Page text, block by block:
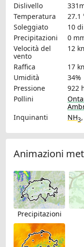
Dislivello
Temperatura
27.1
Soleggiato
10
Precipitazioni
0
Velocità del
vento
12
Raffica
17
Umidità
34%
Pressione
922
Pollini
Inquinanti
NH3,
Animazioni
Precipitazioni